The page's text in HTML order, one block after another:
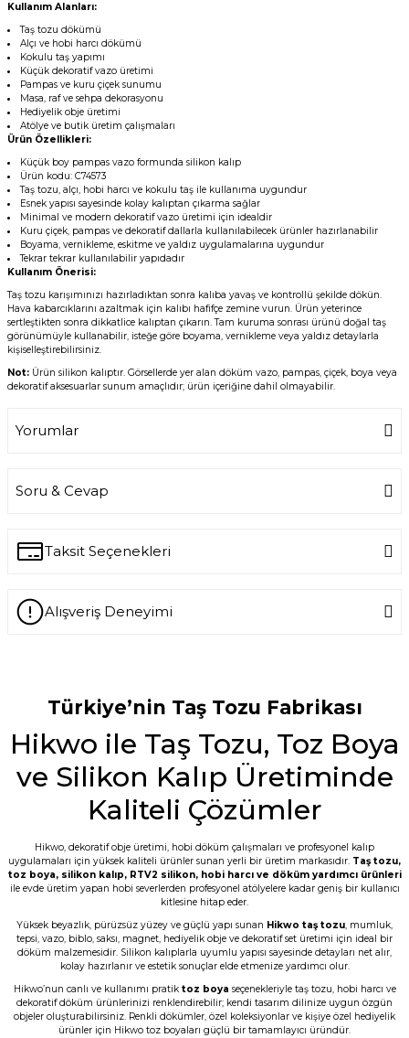
Kullanım Alanları:
Taş tozu dökümü
Alçı ve hobi harcı dökümü
Kokulu taş yapımı
Küçük dekoratif vazo üretimi
Pampas ve kuru çiçek sunumu
Masa, raf ve sehpa dekorasyonu
Hediyelik obje üretimi
Atölye ve butik üretim çalışmaları
Ürün Özellikleri:
Küçük boy pampas vazo formunda silikon kalıp
Ürün kodu: C74573
Taş tozu, alçı, hobi harcı ve kokulu taş ile kullanıma uygundur
Esnek yapısı sayesinde kolay kalıptan çıkarma sağlar
Minimal ve modern dekoratif vazo üretimi için idealdir
Kuru çiçek, pampas ve dekoratif dallarla kullanılabilecek ürünler hazırlanabilir
Boyama, vernikleme, eskitme ve yaldız uygulamalarına uygundur
Tekrar tekrar kullanılabilir yapıdadır
Kullanım Önerisi:
Taş tozu karışımınızı hazırladıktan sonra kalıba yavaş ve kontrollü şekilde dökün.
Hava kabarcıklarını azaltmak için kalıbı hafifçe zemine vurun. Ürün yeterince
sertleştikten sonra dikkatlice kalıptan çıkarın. Tam kuruma sonrası ürünü doğal taş
görünümüyle kullanabilir, isteğe göre boyama, vernikleme veya yaldız detaylarla
kişiselleştirebilirsiniz.
Not: Ürün silikon kalıptır. Görsellerde yer alan döküm vazo, pampas, çiçek, boya veya
dekoratif aksesuarlar sunum amaçlıdır; ürün içeriğine dahil olmayabilir.
Yorumlar
Soru & Cevap
Ürün hakkında henüz soru sorulmamış.
Taksit Seçenekleri
Alışveriş Deneyimi
tozunun kalitesi nasıl çıkacak???
E... M... | 18/07/2026
Öncelikle ürünü çok beğendim. Sipariş ve
ile bilgilendirme geldi. Kargo ďa çabuk
ulaştı. Tozların 5 er kilo paketlenmesi çok
G... D... | 19/06/2026
Taş tozu çok iyi kusursuz ürün elde
ediliyor sevkiyat hızlı
B... A... | 03/06/2026
Memnun kaldım, Ürün gerçekten harika
N... E... | 01/06/2026
Türkiye’nin Taş Tozu Fabrikası
Hikwo ile Taş Tozu, Toz Boya
ve Silikon Kalıp Üretiminde
Kaliteli Çözümler
Hikwo, dekoratif obje üretimi, hobi döküm çalışmaları ve profesyonel kalıp
uygulamaları için yüksek kaliteli ürünler sunan yerli bir üretim markasıdır. Taş tozu,
toz boya, silikon kalıp, RTV2 silikon, hobi harcı ve döküm yardımcı ürünleri
ile evde üretim yapan hobi severlerden profesyonel atölyelere kadar geniş bir kullanıcı
kitlesine hitap eder.
Yüksek beyazlık, pürüzsüz yüzey ve güçlü yapı sunan Hikwo taş tozu, mumluk,
tepsi, vazo, biblo, saksı, magnet, hediyelik obje ve dekoratif set üretimi için ideal bir
döküm malzemesidir. Silikon kalıplarla uyumlu yapısı sayesinde detayları net alır,
kolay hazırlanır ve estetik sonuçlar elde etmenize yardımcı olur.
Hikwo’nun canlı ve kullanımı pratik toz boya seçenekleriyle taş tozu, hobi harcı ve
dekoratif döküm ürünlerinizi renklendirebilir; kendi tasarım dilinize uygun özgün
objeler oluşturabilirsiniz. Renkli dökümler, özel koleksiyonlar ve kişiye özel hediyelik
ürünler için Hikwo toz boyaları güçlü bir tamamlayıcı üründür.